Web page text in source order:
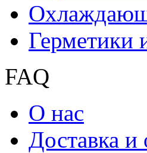
Герметики
FAQ
О нас
Доставка и